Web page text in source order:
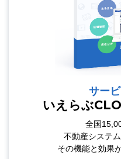
サー
いえらぶ
全国
不動産システ
その機能と効果